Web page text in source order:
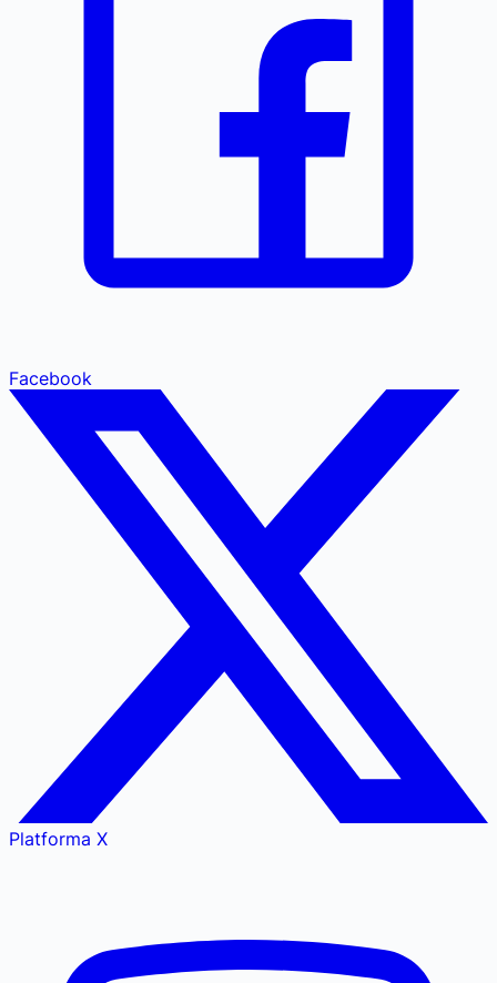
Facebook
Platforma X